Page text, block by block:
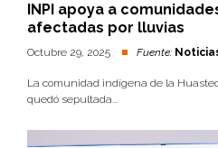
INPI apoya a
afectadas por lluvias
Octubre 29, 2025 Fuente:
La comunidad indígena de la
quedó sepultada...